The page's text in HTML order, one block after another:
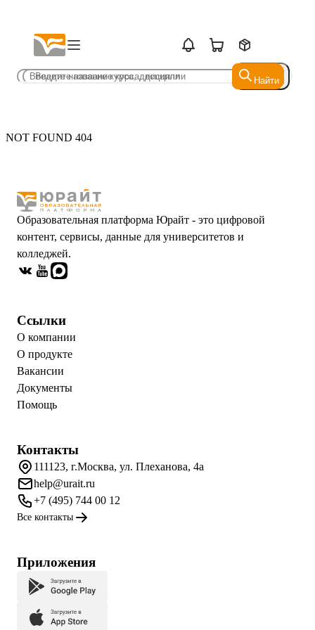
Найти
Найти
NOT FOUND 404
Образовательная платформа Юрайт - это цифровой
контент, сервисы, данные для университетов и
колледжей.
Ссылки
О компании
О продукте
Вакансии
Документы
Помощь
Контакты
111123, г.Москва, ул. Плеханова, 4а
help@urait.ru
+7 (495) 744 00 12
Все контакты
Приложения